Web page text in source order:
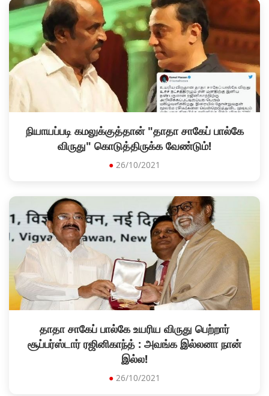
நியாயப்படி கமலுக்குத்தான் "தாதா சாகேப் பால்கே
விருது" கொடுத்திருக்க வேண்டும்!
● 26/10/2021
தாதா சாகேப் பால்கே உயரிய விருது பெற்றார்
சூப்பர்ஸ்டார் ரஜினிகாந்த் : அவங்க இல்லனா நான்
இல்ல!
● 26/10/2021